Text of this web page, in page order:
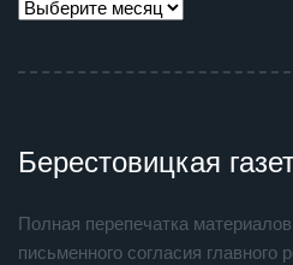
Берестовицкая
Полная перепечатка
письменного согласия главного